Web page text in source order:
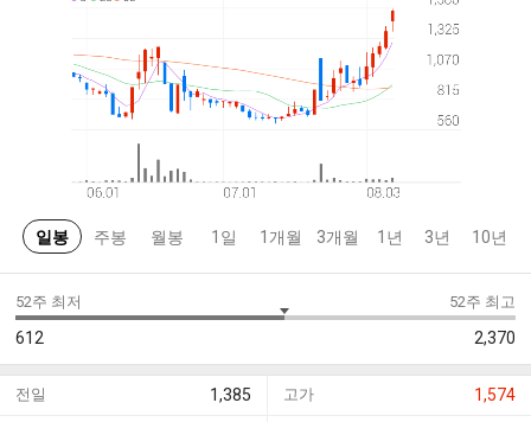
일봉 주봉 월봉 1일 1개월 3개월 1년 3년 10년
52주 최저
612
52주 최고
2,370
전일 1,385 고가 1,574